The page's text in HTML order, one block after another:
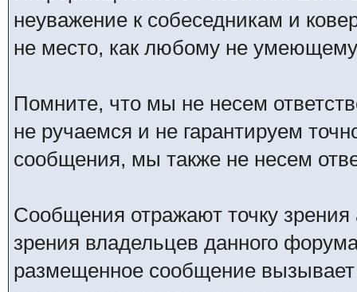
неуважение к собеседникам и
не место, как любому не умеющему
Помните, что мы не несем
не ручаемся и не гарантируем
сообщения, мы также не несем
Сообщения отражают точку зрения
зрения владельцев данного
размещенное сообщение